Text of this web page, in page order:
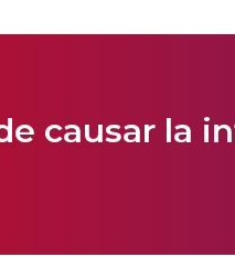
causar la